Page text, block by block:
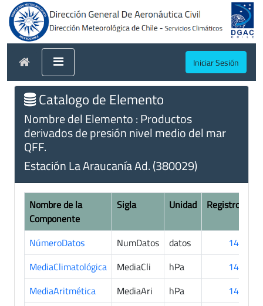
Iniciar Sesión
Catalogo de Elemento
Nombre del Elemento : Productos
derivados de presión nivel medio del mar
QFF.
Estación La Araucanía Ad. (380029)
Nombre de la
Componente
Sigla Unidad Registros
NúmeroDatos NumDatos datos
145
MediaClimatológica
MediaCli hPa
143
MediaAritmética
MediaAri hPa
145